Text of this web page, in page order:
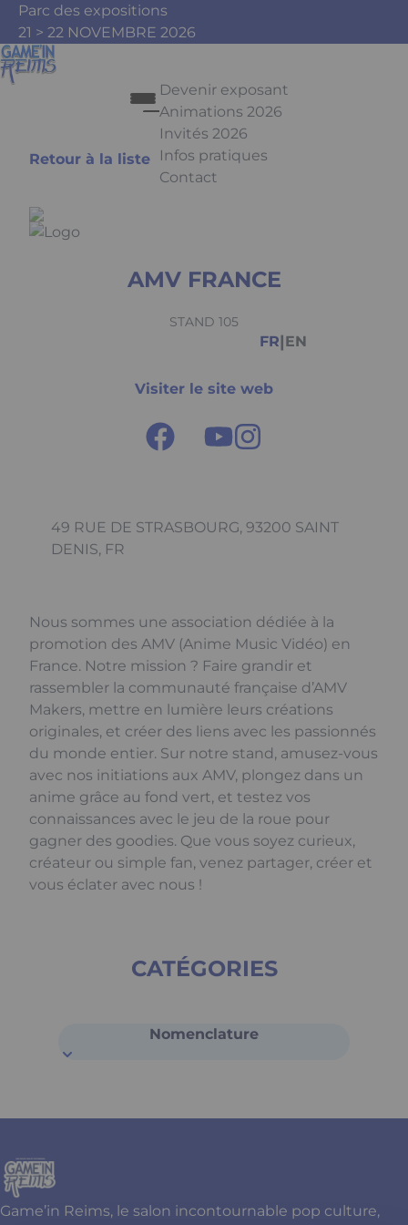
Aller au contenu principal
Parc des expositions
21 > 22 NOVEMBRE 2026
Devenir exposant
Animations 2026
Invités 2026
Infos pratiques
Contact
Facebook
FR|EN
Retour à la liste
AMV FRANCE
STAND 105
Visiter le site web
49 RUE DE STRASBOURG, 93200 SAINT
DENIS, FR
Nous sommes une association dédiée à la
promotion des AMV (Anime Music Vidéo) en
France. Notre mission ? Faire grandir et
rassembler la communauté française d’AMV
Makers, mettre en lumière leurs créations
originales, et créer des liens avec les passionnés
du monde entier. Sur notre stand, amusez-vous
avec nos initiations aux AMV, plongez dans un
anime grâce au fond vert, et testez vos
connaissances avec le jeu de la roue pour
gagner des goodies. Que vous soyez curieux,
créateur ou simple fan, venez partager, créer et
vous éclater avec nous !
CATÉGORIES
Nomenclature
Game’in Reims, le salon incontournable pop culture,
Panneau de gestion des cookies